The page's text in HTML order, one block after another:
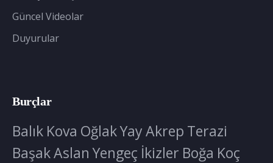
Güncel Videolar
Duyurular
Burçlar
Balık Kova OğlakYayAkrep Terazi
BaşakAslan Yengeç İkizler Boğa Koç